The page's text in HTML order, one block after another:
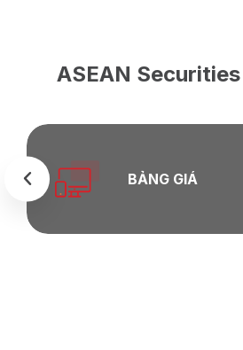
ASEAN
BẢNG GIÁ